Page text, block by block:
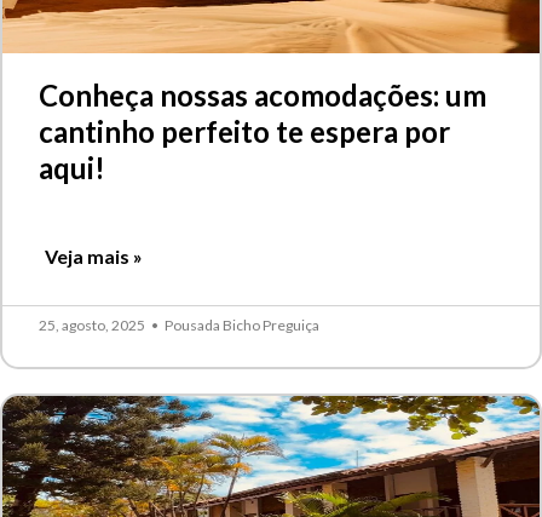
Conheça nossas acomodações: um
cantinho perfeito te espera por
aqui!
Veja mais »
25, agosto, 2025 • Pousada Bicho Preguiça